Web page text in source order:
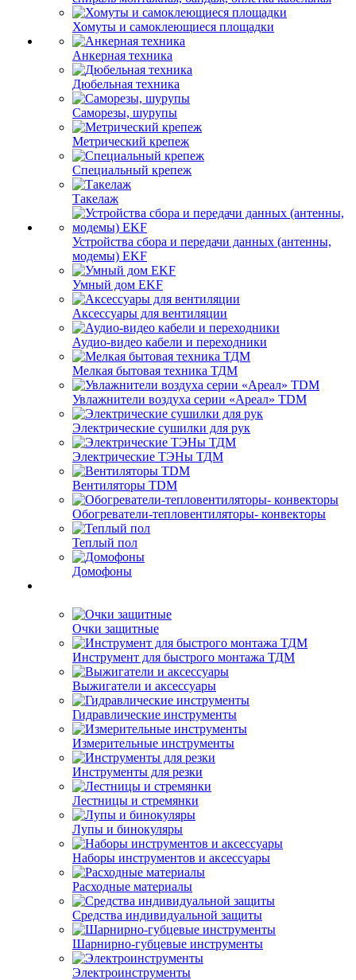
Хомуты и самоклеющиеся площадки
Анкерная техника
Дюбельная техника
Саморезы, шурупы
Метрический крепеж
Специальный крепеж
Такелаж
Устройства сбора и передачи данных (антенны,
модемы) EKF
Умный дом EKF
Аксессуары для вентиляции
Аудио-видео кабели и переходники
Мелкая бытовая техника ТДМ
Увлажнители воздуха серии «Ареал» TDM
Электрические сушилки для рук
Электрические ТЭНы ТДМ
Вентиляторы TDM
Обогреватели-тепловентиляторы- конвекторы
Теплый пол
Домофоны
Очки защитные
Инструмент для быстрого монтажа ТДМ
Выжигатели и аксессуары
Гидравлические инструменты
Измерительные инструменты
Инструменты для резки
Лестницы и стремянки
Лупы и бинокуляры
Наборы инструментов и аксессуары
Расходные материалы
Средства индивидуальной защиты
Шарнирно-губцевые инструменты
Электроинструменты